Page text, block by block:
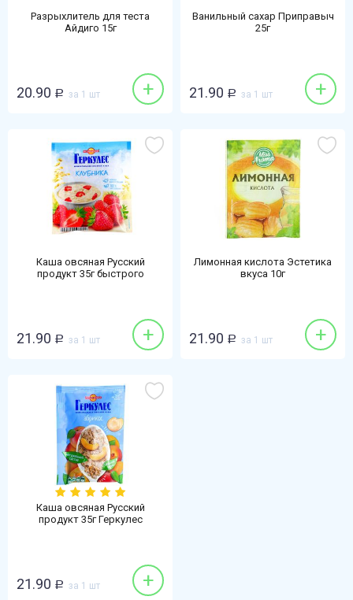
Разрыхлитель для теста
Айдиго 15г
20.90 Р за 1 шт +
Ванильный сахар Приправыч
25г
21.90 Р за 1 шт +
Каша овсяная Русский
продукт 35г быстрого
21.90 Р за 1 шт +
Лимонная кислота Эстетика
вкуса 10г
21.90 Р за 1 шт +
Каша овсяная Русский
продукт 35г Геркулес
21.90 Р за 1 шт +